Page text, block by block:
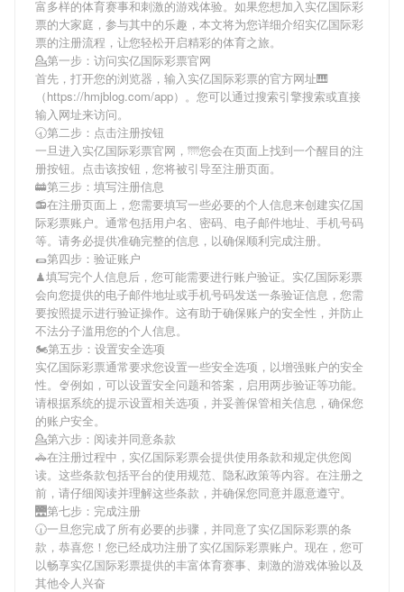
富多样的体育赛事和刺激的游戏体验。如果您想加入实亿国际彩
票的大家庭，参与其中的乐趣，本文将为您详细介绍实亿国际彩
票的注册流程，让您轻松开启精彩的体育之旅。
💁第一步：访问实亿国际彩票官网
首先，打开您的浏览器，输入实亿国际彩票的官方网址🎹
（https://hmjblog.com/app）。您可以通过搜索引擎搜索或直接
输入网址来访问。
🕣第二步：点击注册按钮
一旦进入实亿国际彩票官网，🌁您会在页面上找到一个醒目的注
册按钮。点击该按钮，您将被引导至注册页面。
🚋第三步：填写注册信息
📻在注册页面上，您需要填写一些必要的个人信息来创建实亿国
际彩票账户。通常包括用户名、密码、电子邮件地址、手机号码
等。请务必提供准确完整的信息，以确保顺利完成注册。
🌯第四步：验证账户
♟填写完个人信息后，您可能需要进行账户验证。 实亿国际彩票
会向您提供的电子邮件地址或手机号码发送一条验证信息，您需
要按照提示进行验证操作。这有助于确保账户的安全性，并防止
不法分子滥用您的个人信息。
🏍第五步：设置安全选项
实亿国际彩票通常要求您设置一些安全选项，以增强账户的安全
性。🍨例如，可以设置安全问题和答案，启用两步验证等功能。
请根据系统的提示设置相关选项，并妥善保管相关信息，确保您
的账户安全。
💁第六步：阅读并同意条款
🚓在注册过程中， 实亿国际彩票会提供使用条款和规定供您阅
读。这些条款包括平台的使用规范、隐私政策等内容。在注册之
前，请仔细阅读并理解这些条款，并确保您同意并愿意遵守。
🌉第七步：完成注册
🕡一旦您完成了所有必要的步骤，并同意了实亿国际彩票的条
款，恭喜您！您已经成功注册了实亿国际彩票账户。现在，您可
以畅享实亿国际彩票提供的丰富体育赛事、刺激的游戏体验以及
其他令人兴奋